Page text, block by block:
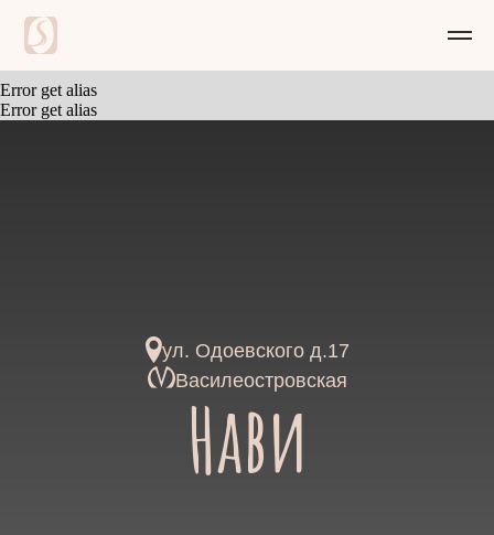
Error get alias
Error get alias
ул. Одоевского д.17
Василеостровская
Нави